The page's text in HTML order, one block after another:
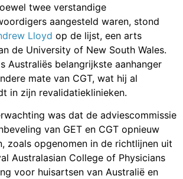
twee verstandige
aangesteld waren, stond
Lloyd op de lijst, een arts
de University of New South Wales.
Australiës belangrijkste aanhanger
mate van CGT, wat hij al
in zijn revalidatieklinieken.
was dat de adviescommissie
van GET en CGT opnieuw
zoals opgenomen in de richtlijnen uit
Australasian College of Physicians
voor huisartsen van Australië en